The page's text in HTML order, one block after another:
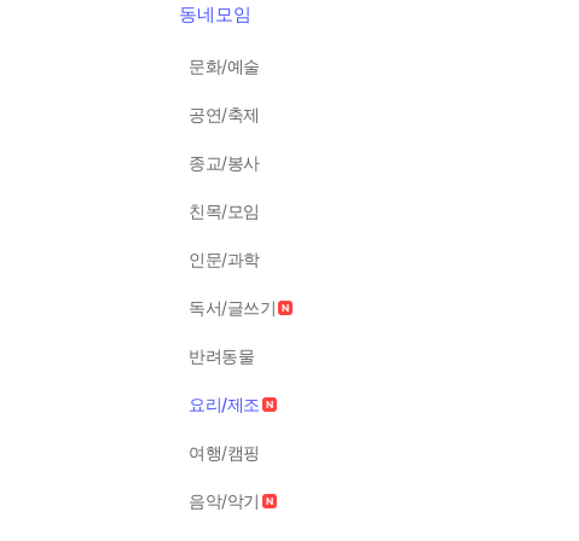
동네모임
문화/예술
공연/축제
종교/봉사
친목/모임
인문/과학
독서/글쓰기
반려동물
요리/제조
여행/캠핑
음악/악기